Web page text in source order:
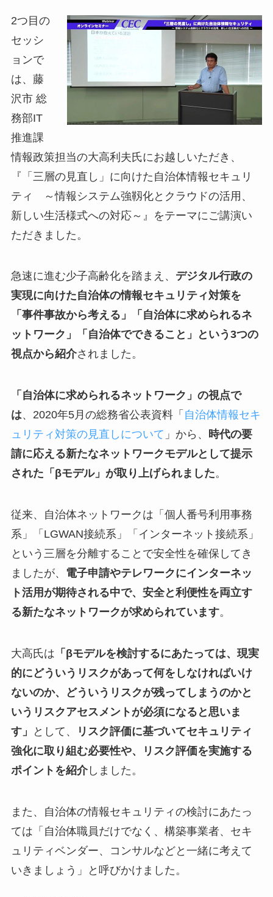
2つ目の
セッシ
ョンで
は、藤
沢市 総
務部IT
推進課
情報政策担当の大高利夫氏にお越しいただき、
『「三層の見直し」に向けた自治体情報セキュリ
ティ ～情報システム強靱化とクラウドの活用、
新しい生活様式への対応～』をテーマにご講演い
ただきました。
急速に進む少子高齢化を踏まえ、 デジタル行政の
実現に向けた自治体の情報セキュリティ対策を
「事件事故から考える」「自治体に求められるネ
ットワーク」「自治体でできること」という3つの
視点から紹介されました。
「自治体に求められるネットワーク」の視点で
は、2020年5月の総務省公表資料「 自治体情報セキ
ュリティ対策の見直しについて 」から、 時代の要
請に応える新たなネットワークモデルとして提示
された「βモデル」が取り上げられました。
従来、自治体ネットワークは「個人番号利用事務
系」「LGWAN接続系」「インターネット接続系」
という三層を分離することで安全性を確保してき
ましたが、 電子申請やテレワークにインターネッ
ト活用が期待される中で、安全と利便性を両立す
る新たなネットワークが求められています。
大高氏は 「βモデルを検討するにあたっては、現実
的にどういうリスクがあって何をしなければいけ
ないのか、どういうリスクが残ってしまうのかと
いうリスクアセスメントが必須になると思いま
す」
として、
リスク評価に基づいてセキュリティ
強化に取り組む必要性や、リスク評価を実施する
ポイントを紹介しました。
また、自治体の情報セキュリティの検討にあたっ
ては「自治体職員だけでなく、構築事業者、セキ
ュリティベンダー、コンサルなどと一緒に考えて
いきましょう」と呼びかけました。